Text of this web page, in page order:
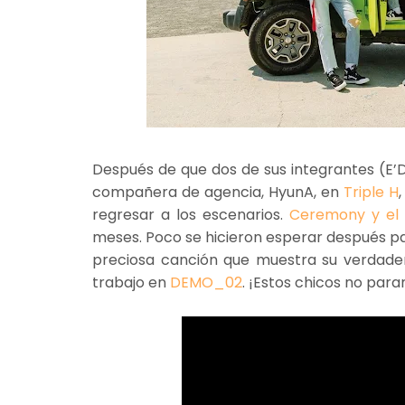
Después de que dos de sus integrantes
compañera de agencia, HyunA, en Triple H
regresar a los escenarios.Ceremony y
meses. Poco se hicieron esperar después
preciosa canción que muestra su
trabajo en DEMO_02. ¡Estos chicos no